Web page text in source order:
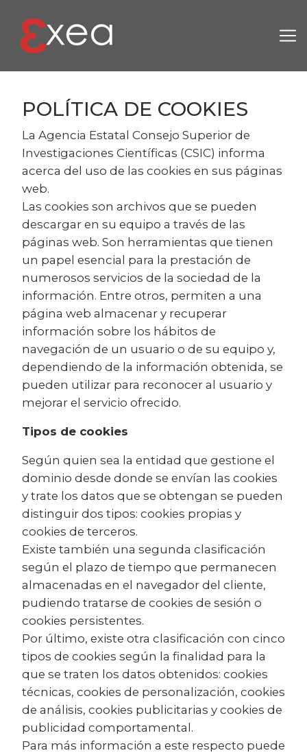
Pasar al contenido principal
POLÍTICA DE COOKIES
La Agencia Estatal Consejo Superior de
Investigaciones Científicas (CSIC) informa
acerca del uso de las cookies en sus páginas
web.
Las cookies son archivos que se pueden
descargar en su equipo a través de las
páginas web. Son herramientas que tienen
un papel esencial para la prestación de
numerosos servicios de la sociedad de la
información. Entre otros, permiten a una
página web almacenar y recuperar
información sobre los hábitos de
navegación de un usuario o de su equipo y,
dependiendo de la información obtenida, se
pueden utilizar para reconocer al usuario y
mejorar el servicio ofrecido.
Tipos de cookies
Según quien sea la entidad que gestione el
dominio desde donde se envían las cookies
y trate los datos que se obtengan se pueden
distinguir dos tipos: cookies propias y
cookies de terceros.
Existe también una segunda clasificación
según el plazo de tiempo que permanecen
almacenadas en el navegador del cliente,
pudiendo tratarse de cookies de sesión o
cookies persistentes.
Por último, existe otra clasificación con cinco
tipos de cookies según la finalidad para la
que se traten los datos obtenidos: cookies
técnicas, cookies de personalización, cookies
de análisis, cookies publicitarias y cookies de
publicidad comportamental.
Para más información a este respecto puede